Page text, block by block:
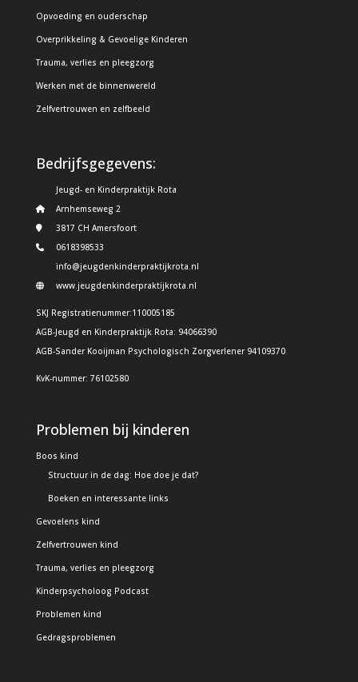
Opvoeding en ouderschap
Overprikkeling & Gevoelige Kinderen
Trauma, verlies en pleegzorg
Werken met de binnenwereld
Zelfvertrouwen en zelfbeeld
Bedrijfsgegevens:
Jeugd- en Kinderpraktijk Rota
Arnhemseweg 2
3817 CH Amersfoort
0618398533
info@jeugdenkinderpraktijkrota.nl
www.jeugdenkinderpraktijkrota.nl
SKJ Registratienummer:110005185
AGB-Jeugd en Kinderpraktijk Rota: 94066390
AGB-Sander Kooijman Psychologisch Zorgverlener 94109370
KvK-nummer: 76102580
Problemen bij kinderen
Boos kind
Structuur in de dag: Hoe doe je dat?
Boeken en interessante links
Gevoelens kind
Zelfvertrouwen kind
Trauma, verlies en pleegzorg
Kinderpsycholoog Podcast
Problemen kind
Gedragsproblemen